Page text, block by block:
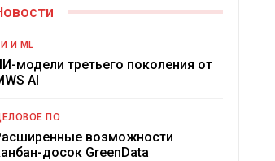
И ML
модели третьего поколения от
AI
ПО
возможности
досок GreenData